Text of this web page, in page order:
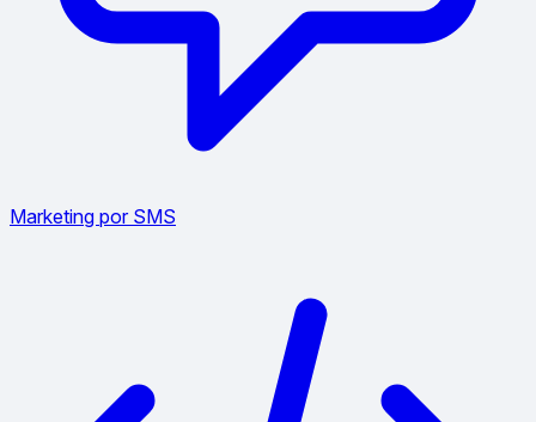
Marketing por SMS